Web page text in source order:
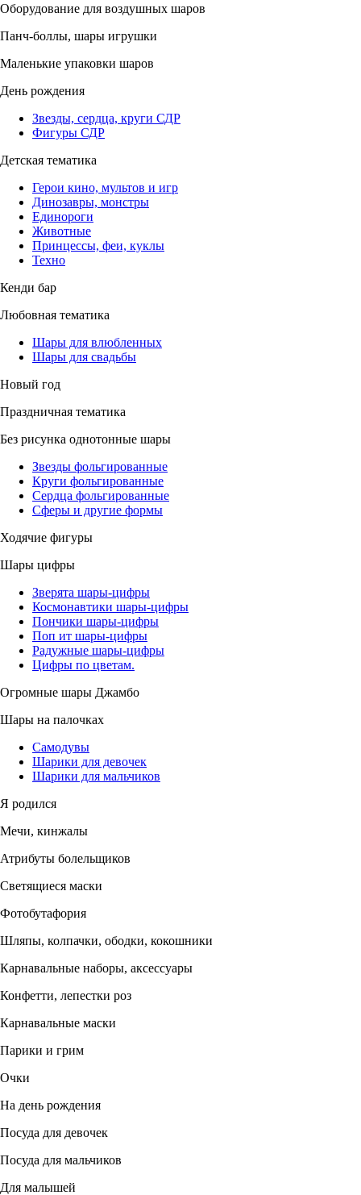
Оборудование для воздушных шаров
Панч-боллы, шары игрушки
Маленькие упаковки шаров
День рождения
Звезды, сердца, круги СДР
Фигуры СДР
Детская тематика
Герои кино, мультов и игр
Динозавры, монстры
Единороги
Животные
Принцессы, феи, куклы
Техно
Кенди бар
Любовная тематика
Шары для влюбленных
Шары для свадьбы
Новый год
Праздничная тематика
Без рисунка однотонные шары
Звезды фольгированные
Круги фольгированные
Сердца фольгированные
Сферы и другие формы
Ходячие фигуры
Шары цифры
Зверята шары-цифры
Космонавтики шары-цифры
Пончики шары-цифры
Поп ит шары-цифры
Радужные шары-цифры
Цифры по цветам.
Огромные шары Джамбо
Шары на палочках
Самодувы
Шарики для девочек
Шарики для мальчиков
Я родился
Мечи, кинжалы
Атрибуты болельщиков
Светящиеся маски
Фотобутафория
Шляпы, колпачки, ободки, кокошники
Карнавальные наборы, аксессуары
Конфетти, лепестки роз
Карнавальные маски
Парики и грим
Очки
На день рождения
Посуда для девочек
Посуда для мальчиков
Для малышей